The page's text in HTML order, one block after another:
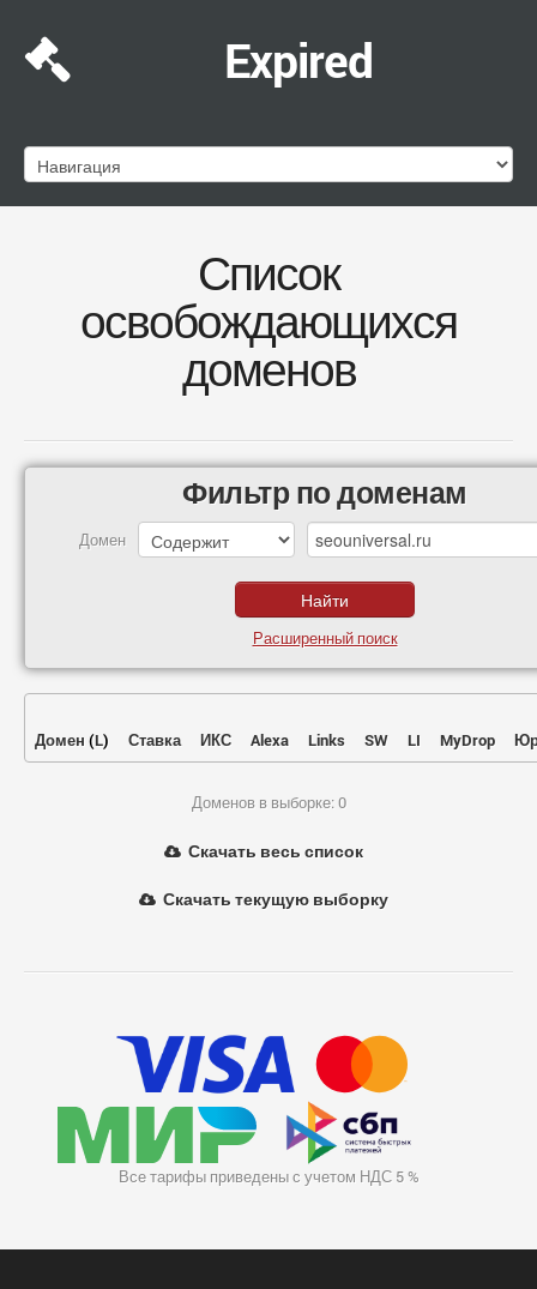
Expired
Список
освобождающихся
доменов
Фильтр по доменам
Домен
Расширенный поиск
Домен (L) Ставка ИКС Alexa Links SW LI MyDrop
Доменов в выборке: 0
Скачать весь список
Скачать текущую выборку
Все тарифы приведены с учетом НДС 5 %